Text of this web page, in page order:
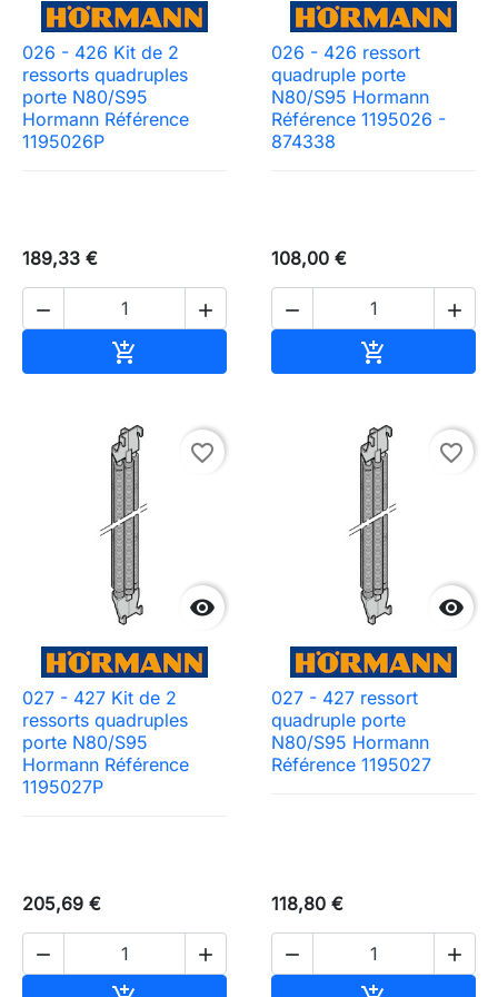
026 - 426 Kit de 2
ressorts quadruples
porte N80/S95
Hormann Référence
1195026P
189,33 €
 

026 - 426 ressort
quadruple porte
N80/S95 Hormann
Référence 1195026 -
874338
108,00 €
 


favorite_border
027 - 427 Kit de 2
ressorts quadruples
porte N80/S95
Hormann Référence
1195027P
205,69 €
 

favorite_border
027 - 427 ressort
quadruple porte
N80/S95 Hormann
Référence 1195027
118,80 €
 
Need-door